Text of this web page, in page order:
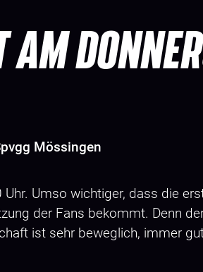
Mössingen
Umso wichtiger, dass die
der Fans bekommt. Denn
ist sehr beweglich, immer